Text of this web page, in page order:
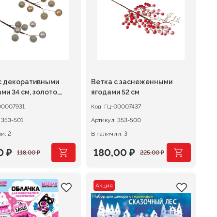
декоративными
34 см, золото,
353-501
2
118,00₽
₽.
₽
₽.
Ветка с заснеженными
ягодами 52 см
Код: ГЦ-00007437
Артикул: 353-500
В наличии: 3
225,00₽
Первоначальная
составляла
225,00 ₽.
180,00 ₽
Текущая
180,00 ₽.
Акция